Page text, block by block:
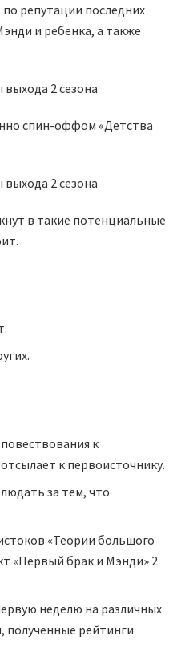
репутации последних
и ребенка, а также
спин-оффом «Детства
в такие потенциальные
к
к первоисточнику.
за тем, что
«Теории большого
«Первый брак и Мэнди» 2
неделю на различных
полученные рейтинги